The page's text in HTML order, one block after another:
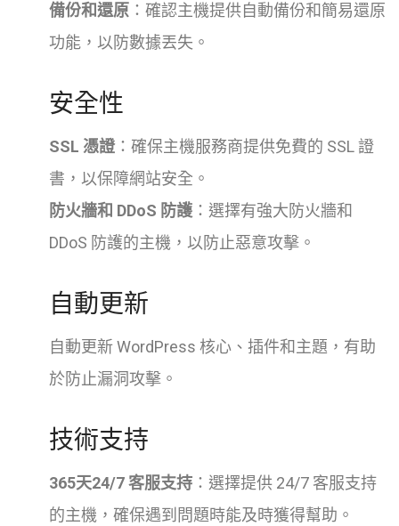
備份和還原 ：確認主機提供自動備份和簡易還原
功能，以防數據丟失。
安全性
SSL 憑證：確保主機服務商提供免費的 SSL 證
書，以保障網站安全。
防火牆和 DDoS 防護 ：選擇有強大防火牆和
DDoS 防護的主機，以防止惡意攻擊。
自動更新
自動更新 WordPress 核心、插件和主題，有助
於防止漏洞攻擊。
技術支持
365天24/7 客服支持 ：選擇提供 24/7 客服支持
的主機，確保遇到問題時能及時獲得幫助。